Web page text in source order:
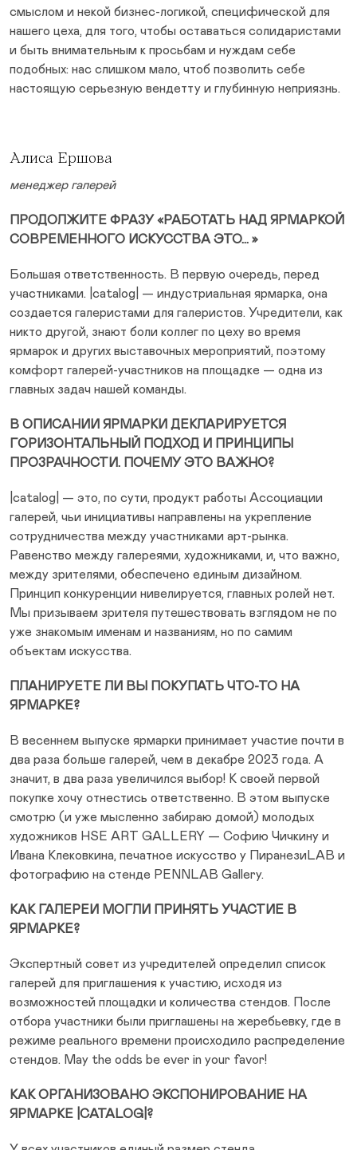
смыслом и некой бизнес-логикой, специфической для
нашего цеха, для того, чтобы оставаться солидаристами
и быть внимательным к просьбам и нуждам себе
подобных: нас слишком мало, чтоб позволить себе
настоящую серьезную вендетту и глубинную неприязнь.
Алиса Ершова
менеджер галерей
ПРОДОЛЖИТЕ ФРАЗУ «РАБОТАТЬ НАД ЯРМАРКОЙ
СОВРЕМЕННОГО ИСКУССТВА ЭТО… »
Большая ответственность. В первую очередь, перед
участниками. |catalog| — индустриальная ярмарка, она
создается галеристами для галеристов. Учредители, как
никто другой, знают боли коллег по цеху во время
ярмарок и других выставочных мероприятий, поэтому
комфорт галерей-участников на площадке — одна из
главных задач нашей команды.
В ОПИСАНИИ ЯРМАРКИ ДЕКЛАРИРУЕТСЯ
ГОРИЗОНТАЛЬНЫЙ ПОДХОД И ПРИНЦИПЫ
ПРОЗРАЧНОСТИ. ПОЧЕМУ ЭТО ВАЖНО?
|catalog| — это, по сути, продукт работы Ассоциации
галерей, чьи инициативы направлены на укрепление
сотрудничества между участниками арт-рынка.
Равенство между галереями, художниками, и, что важно,
между зрителями, обеспечено единым дизайном.
Принцип конкуренции нивелируется, главных ролей нет.
Мы призываем зрителя путешествовать взглядом не по
уже знакомым именам и названиям, но по самим
объектам искусства.
ПЛАНИРУЕТЕ ЛИ ВЫ ПОКУПАТЬ ЧТО-ТО НА
ЯРМАРКЕ?
В весеннем выпуске ярмарки принимает участие почти в
два раза больше галерей, чем в декабре 2023 года. А
значит, в два раза увеличился выбор! К своей первой
покупке хочу отнестись ответственно. В этом выпуске
смотрю (и уже мысленно забираю домой) молодых
художников HSE ART GALLERY — Софию Чичкину и
Ивана Клековкина, печатное искусство у ПиранезиLAB и
фотографию на стенде PENNLAB Gallery.
КАК ГАЛЕРЕИ МОГЛИ ПРИНЯТЬ УЧАСТИЕ В
ЯРМАРКЕ?
Экспертный совет из учредителей определил список
галерей для приглашения к участию, исходя из
возможностей площадки и количества стендов. После
отбора участники были приглашены на жеребьевку, где в
режиме реального времени происходило распределение
стендов. May the odds be ever in your favor!
КАК ОРГАНИЗОВАНО ЭКСПОНИРОВАНИЕ НА
ЯРМАРКЕ |CATALOG|?